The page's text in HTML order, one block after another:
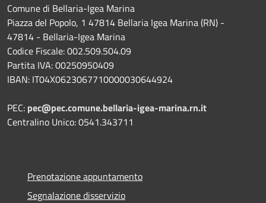
Comune di Bellaria-Igea Marina
Piazza del Popolo, 1 47814 Bellaria Igea Marina (RN) -
47814 - Bellaria-Igea Marina
Codice Fiscale: 002.509.504.09
Partita IVA: 00250950409
IBAN: IT04X0623067710000030644924
PEC: pec@pec.comune.bellaria-igea-marina.rn.it
Centralino Unico: 0541.343711
Prenotazione appuntamento
Segnalazione disservizio